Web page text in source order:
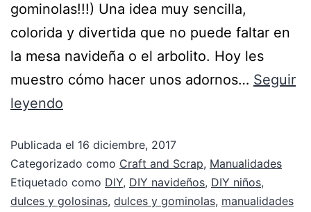
gominolas!!!) Una idea muy sencilla,
colorida y divertida que no puede faltar en
la mesa navideña o el arbolito. Hoy les
muestro cómo hacer unos adornos… Seguir
leyendo
Publicada el 16 diciembre, 2017
Categorizado como Craft and Scrap, Manualidades
Etiquetado como DIY, DIY navideños, DIY niños,
dulces y golosinas, dulces y gominolas, manualidades